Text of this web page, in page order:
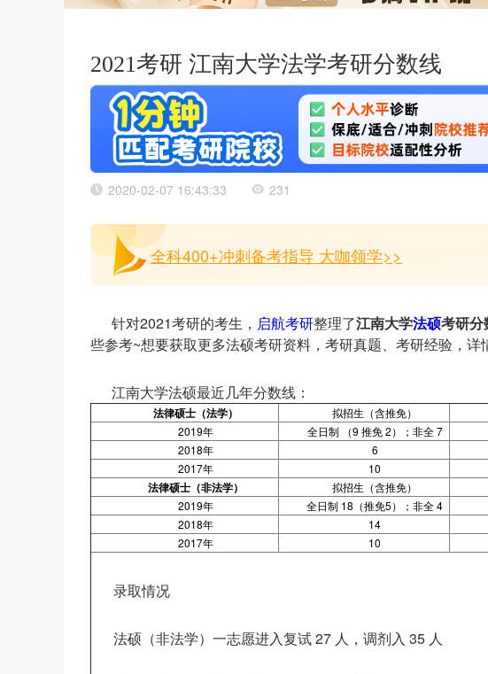
2021考研 江南大学法学考研分数线
2020-02-07 16:43:33 231
全科400+冲刺备考指导 大咖领学>>
针对2021考研的考生， 启航考研整理了江南大学法硕考研分
些参考~想要获取更多法硕考研资料，考研真题、考研经验，详
江南大学法硕最近几年分数线：
法律硕士（法学） 拟招生（含推免）
2019年
全日制 （9 推免 2）；非全 7
2018年
6
2017年
10
法律硕士（非法学） 拟招生（含推免）
2019年
全日制 18（推免5）；非全 4
2018年
14
2017年
10
录取情况
法硕（非法学）一志愿进入复试 27 人，调剂入 35 人